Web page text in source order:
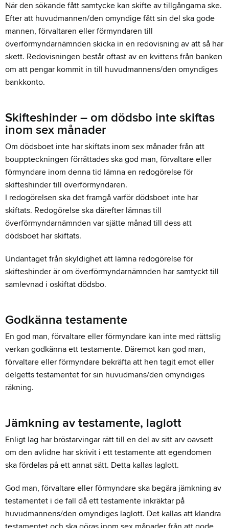
När den sökande fått samtycke kan skifte av tillgångarna ske.
Efter att huvudmannen/den omyndige fått sin del ska gode
mannen, förvaltaren eller förmyndaren till
överförmyndarnämnden skicka in en redovisning av att så har
skett. Redovisningen består oftast av en kvittens från banken
om att pengar kommit in till huvudmannens/den omyndiges
bankkonto.
Skifteshinder – om dödsbo inte skiftas
inom sex månader
Om dödsboet inte har skiftats inom sex månader från att
bouppteckningen förrättades ska god man, förvaltare eller
förmyndare inom denna tid lämna en redogörelse för
skifteshinder till överförmyndaren.
I redogörelsen ska det framgå varför dödsboet inte har
skiftats. Redogörelse ska därefter lämnas till
överförmyndarnämnden var sjätte månad till dess att
dödsboet har skiftats.
Undantaget från skyldighet att lämna redogörelse för
skifteshinder är om överförmyndarnämnden har samtyckt till
samlevnad i oskiftat dödsbo.
Godkänna testamente
En god man, förvaltare eller förmyndare kan inte med rättslig
verkan godkänna ett testamente. Däremot kan god man,
förvaltare eller förmyndare bekräfta att hen tagit emot eller
delgetts testamentet för sin huvudmans/den omyndiges
räkning.
Jämkning av testamente, laglott
Enligt lag har bröstarvingar rätt till en del av sitt arv oavsett
om den avlidne har skrivit i ett testamente att egendomen
ska fördelas på ett annat sätt. Detta kallas laglott.
God man, förvaltare eller förmyndare ska begära jämkning av
testamentet i de fall då ett testamente inkräktar på
huvudmannens/den omyndiges laglott. Det kallas att klandra